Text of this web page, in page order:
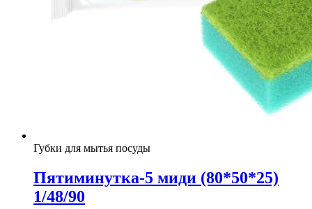
Губки для мытья посуды
Пятиминутка-5 миди (80*50*25)
1/48/90